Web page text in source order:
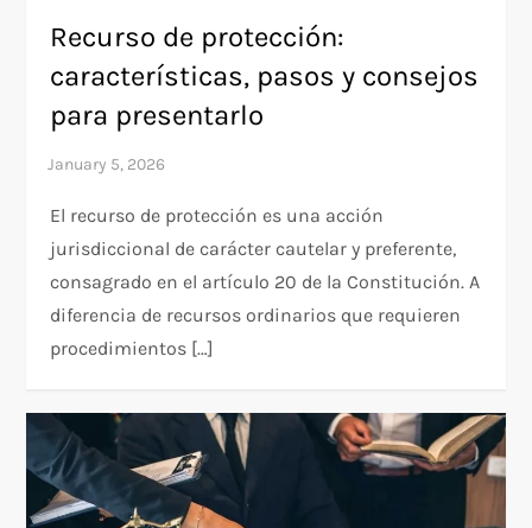
Recurso de protección:
características, pasos y consejos
para presentarlo
El recurso de protección es una acción
jurisdiccional de carácter cautelar y preferente,
consagrado en el artículo 20 de la Constitución. A
diferencia de recursos ordinarios que requieren
procedimientos […]